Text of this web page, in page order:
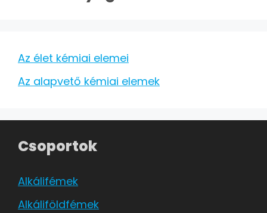
Az élet kémiai elemei
Az alapvető kémiai elemek
Csoportok
Alkálifémek
Alkáliföldfémek